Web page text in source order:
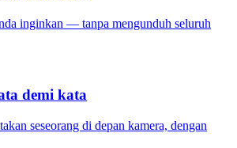
inginkan — tanpa mengunduh seluruh
demi kata
seseorang di depan kamera, dengan